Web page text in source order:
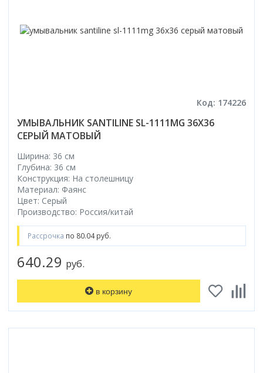
Код: 174226
УМЫВАЛЬНИК SANTILINE SL-1111MG 36X36
СЕРЫЙ МАТОВЫЙ
Ширина: 36 см
Глубина: 36 см
Конструкция: На столешницу
Материал: Фаянс
Цвет: Серый
Производство: Россия/китай
Рассрочка по 80.04 руб.
640.29 руб.
в корзину